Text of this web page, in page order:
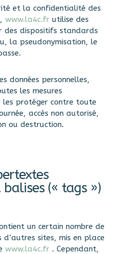
et la confidentialité des
www.la4c.frutilise des
des dispositifs standards
la pseudonymisation, le
données personnelles,
les mesures
les protéger contre toute
accès non autorisé,
ou destruction.
balises (« tags »)
un certain nombre de
sites, mis en place
www.la4c.fr. Cependant,